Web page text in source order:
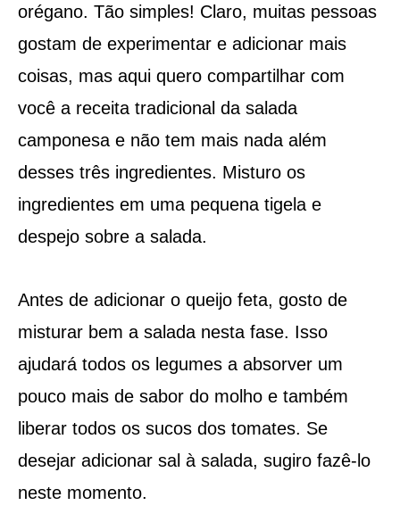
orégano. Tão simples! Claro, muitas pessoas
gostam de experimentar e adicionar mais
coisas, mas aqui quero compartilhar com
você a receita tradicional da salada
camponesa e não tem mais nada além
desses três ingredientes. Misturo os
ingredientes em uma pequena tigela e
despejo sobre a salada.
Antes de adicionar o queijo feta, gosto de
misturar bem a salada nesta fase. Isso
ajudará todos os legumes a absorver um
pouco mais de sabor do molho e também
liberar todos os sucos dos tomates. Se
desejar adicionar sal à salada, sugiro fazê-lo
neste momento.